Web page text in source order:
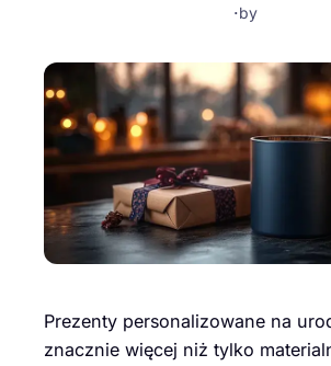
·by
Prezenty personalizowane na
znacznie więcej niż tylko